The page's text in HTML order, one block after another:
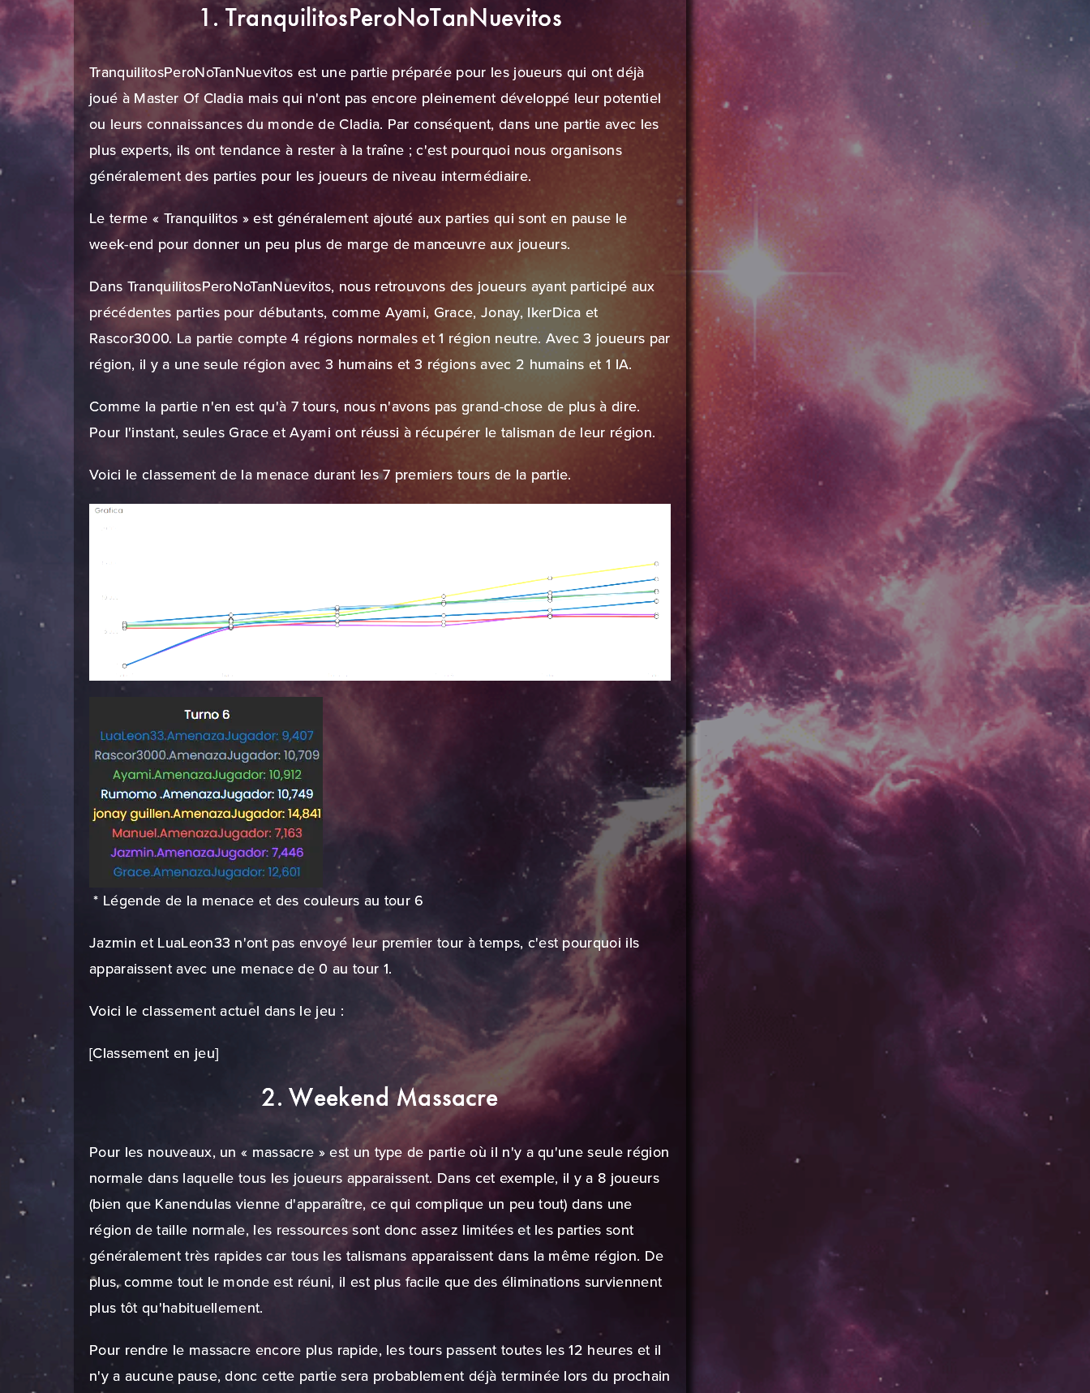
1. TranquilitosPeroNoTanNuevitos
TranquilitosPeroNoTanNuevitos est une partie préparée pour les joueurs qui ont déjà
joué à Master Of Cladia mais qui n'ont pas encore pleinement développé leur potentiel
ou leurs connaissances du monde de Cladia. Par conséquent, dans une partie avec les
plus experts, ils ont tendance à rester à la traîne ; c'est pourquoi nous organisons
généralement des parties pour les joueurs de niveau intermédiaire.
Le terme « Tranquilitos » est généralement ajouté aux parties qui sont en pause le
week-end pour donner un peu plus de marge de manœuvre aux joueurs.
Dans TranquilitosPeroNoTanNuevitos, nous retrouvons des joueurs ayant participé aux
précédentes parties pour débutants, comme Ayami, Grace, Jonay, IkerDica et
Rascor3000. La partie compte 4 régions normales et 1 région neutre. Avec 3 joueurs par
région, il y a une seule région avec 3 humains et 3 régions avec 2 humains et 1 IA.
Comme la partie n'en est qu'à 7 tours, nous n'avons pas grand-chose de plus à dire.
Pour l'instant, seules Grace et Ayami ont réussi à récupérer le talisman de leur région.
Voici le classement de la menace durant les 7 premiers tours de la partie.
* Légende de la menace et des couleurs au tour 6
Jazmin et LuaLeon33 n'ont pas envoyé leur premier tour à temps, c'est pourquoi ils
apparaissent avec une menace de 0 au tour 1.
Voici le classement actuel dans le jeu :
[Classement en jeu]
2. Weekend Massacre
Pour les nouveaux, un « massacre » est un type de partie où il n'y a qu'une seule région
normale dans laquelle tous les joueurs apparaissent. Dans cet exemple, il y a 8 joueurs
(bien que Kanendulas vienne d'apparaître, ce qui complique un peu tout) dans une
région de taille normale, les ressources sont donc assez limitées et les parties sont
généralement très rapides car tous les talismans apparaissent dans la même région. De
plus, comme tout le monde est réuni, il est plus facile que des éliminations surviennent
plus tôt qu'habituellement.
Pour rendre le massacre encore plus rapide, les tours passent toutes les 12 heures et il
n'y a aucune pause, donc cette partie sera probablement déjà terminée lors du prochain